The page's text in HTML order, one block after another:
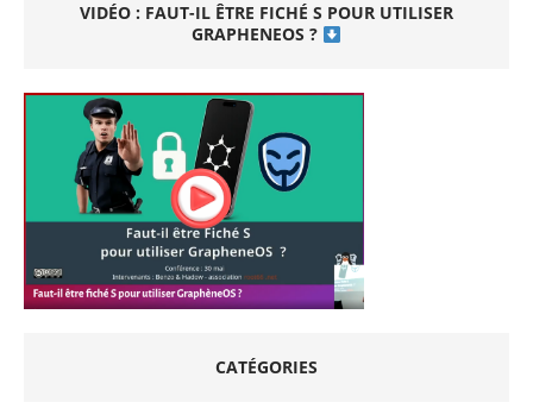
VIDÉO : FAUT-IL ÊTRE FICHÉ S POUR UTILISER
GRAPHENEOS ?
CATÉGORIES